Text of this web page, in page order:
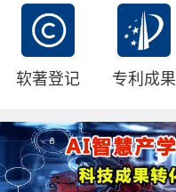
软著登记 专利成果